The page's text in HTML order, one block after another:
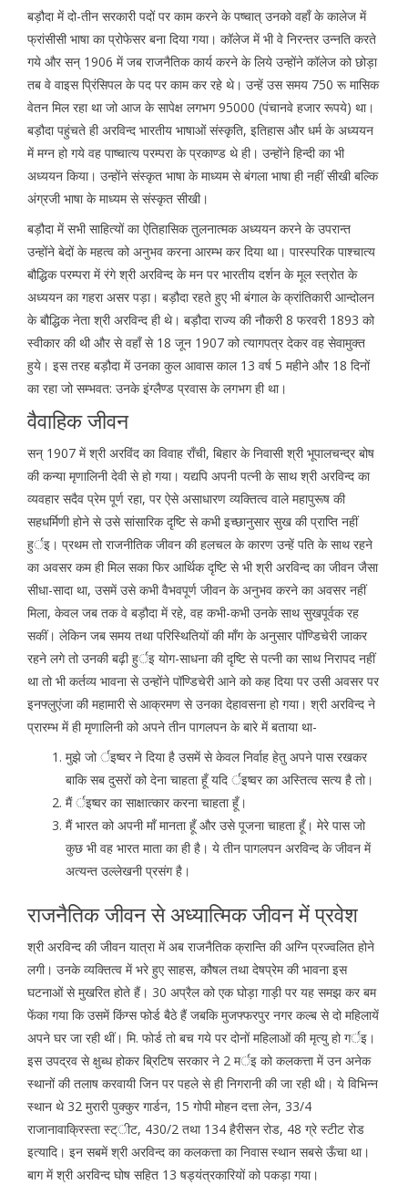
बड़ौदा में दो-तीन सरकारी पदों पर काम करने के पष्चात् उनको वहाँ के कालेज में
फ्रांसीसी भाषा का प्रोफेसर बना दिया गया। कॉलेज में भी वे निरन्तर उन्नति करते
गये और सन् 1906 में जब राजनैतिक कार्य करने के लिये उन्होंने कॉलेज को छोड़ा
तब वे वाइस प्रिंसिपल के पद पर काम कर रहे थे। उन्हें उस समय 750 रू मासिक
वेतन मिल रहा था जो आज के सापेक्ष लगभग 95000 (पंचानवे हजार रूपये) था।
बड़ौदा पहुंचते ही अरविन्द भारतीय भाषाओं संस्कृति, इतिहास और धर्म के अध्ययन
में मग्न हो गये वह पाष्चात्य परम्परा के प्रकाण्ड थे ही। उन्होंने हिन्दी का भी
अध्ययन किया। उन्होंने संस्कृत भाषा के माध्यम से बंगला भाषा ही नहीं सीखी बल्कि
अंग्रजी भाषा के माध्यम से संस्कृत सीखी।
बड़ौदा में सभी साहित्यों का ऐतिहासिक तुलनात्मक अध्ययन करने के उपरान्त
उन्होंने बेदों के महत्व को अनुभव करना आरम्भ कर दिया था। पारस्परिक पाश्चात्य
बौद्धिक परम्परा में रंगे श्री अरविन्द के मन पर भारतीय दर्शन के मूल स्त्रोत के
अध्ययन का गहरा असर पड़ा। बड़ौदा रहते हुए भी बंगाल के क्रांतिकारी आन्दोलन
के बौद्धिक नेता श्री अरविन्द ही थे। बड़ौदा राज्य की नौकरी 8 फरवरी 1893 को
स्वीकार की थी और से वहाँ से 18 जून 1907 को त्यागपत्र देकर वह सेवामुक्त
हुये। इस तरह बड़ौदा में उनका कुल आवास काल 13 वर्ष 5 महीने और 18 दिनों
का रहा जो सम्भवत: उनके इंग्लैण्ड प्रवास के लगभग ही था।
वैवाहिक जीवन
सन् 1907 में श्री अरविंद का विवाह राँची, बिहार के निवासी श्री भूपालचन्द्र बोष
की कन्या मृणालिनी देवी से हो गया। यद्यपि अपनी पत्नी के साथ श्री अरविन्द का
व्यवहार सदैव प्रेम पूर्ण रहा, पर ऐसे असाधारण व्यक्तित्व वाले महापुरूष की
सहधर्मिणी होने से उसे सांसारिक दृष्टि से कभी इच्छानुसार सुख की प्राप्ति नहीं
हुर्इ। प्रथम तो राजनीतिक जीवन की हलचल के कारण उन्हें पति के साथ रहने
का अवसर कम ही मिल सका फिर आर्थिक दृष्टि से भी श्री अरविन्द का जीवन जैसा
सीधा-सादा था, उसमें उसे कभी वैभवपूर्ण जीवन के अनुभव करने का अवसर नहीं
मिला, केवल जब तक वे बड़ौदा में रहे, वह कभी-कभी उनके साथ सुखपूर्वक रह
सकीं। लेकिन जब समय तथा परिस्थितियों की माँग के अनुसार पॉण्डिचेरी जाकर
रहने लगे तो उनकी बढ़ी हुर्इ योग-साधना की दृष्टि से पत्नी का साथ निरापद नहीं
था तो भी कर्तव्य भावना से उन्होंने पॉण्डिचेरी आने को कह दिया पर उसी अवसर पर
इनफ्लुएंजा की महामारी से आक्रमण से उनका देहावसना हो गया। श्री अरविन्द ने
प्रारम्भ में ही मृणालिनी को अपने तीन पागलपन के बारे में बताया था-
मुझे जो र्इष्वर ने दिया है उसमें से केवल निर्वाह हेतु अपने पास रखकर
बाकि सब दुसरों को देना चाहता हूँ यदि र्इष्वर का अस्तित्व सत्य है तो।
मैं र्इष्वर का साक्षात्कार करना चाहता हूँ।
मैं भारत को अपनी माँ मानता हूँ और उसे पूजना चाहता हूँ। मेरे पास जो
कुछ भी वह भारत माता का ही है। ये तीन पागलपन अरविन्द के जीवन में
अत्यन्त उल्लेखनी प्रसंग है।
राजनैतिक जीवन से अध्यात्मिक जीवन में प्रवेश
श्री अरविन्द की जीवन यात्रा में अब राजनैतिक क्रान्ति की अग्नि प्रज्वलित होने
लगी। उनके व्यक्तित्व में भरे हुए साहस, कौषल तथा देषप्रेम की भावना इस
घटनाओं से मुखरित होते हैं। 30 अप्रैल को एक घोड़ा गाड़ी पर यह समझ कर बम
फेंका गया कि उसमें किंग्स फोर्ड बैठे हैं जबकि मुजफ्फरपुर नगर कल्ब से दो महिलायें
अपने घर जा रही थीं। मि. फोर्ड तो बच गये पर दोनों महिलाओं की मृत्यु हो गर्इ।
इस उपद्रव से क्षुब्ध होकर ब्रिटिष सरकार ने 2 मर्इ को कलकत्ता में उन अनेक
स्थानों की तलाष करवायी जिन पर पहले से ही निगरानी की जा रही थी। ये विभिन्न
स्थान थे 32 मुरारी पुक्कुर गार्डन, 15 गोपी मोहन दत्ता लेन, 33/4
राजानावाक्रिस्ता स्ट्ीट, 430/2 तथा 134 हैरीसन रोड, 48 ग्रे स्टीट रोड
इत्यादि। इन सबमें श्री अरविन्द का कलकत्ता का निवास स्थान सबसे ऊँचा था।
बाग में श्री अरविन्द घोष सहित 13 षड्यंत्रकारियों को पकड़ा गया।